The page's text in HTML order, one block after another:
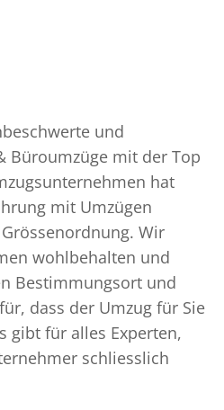
und
Büroumzüge mit der Top
hat
mit Umzügen
Wir
wohlbehalten und
Bestimmungsort und
dass der Umzug für Sie
gibt für alles Experten,
schliesslich